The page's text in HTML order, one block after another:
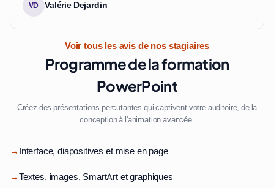
VD Valérie Dejardin
Voir tous les avis de nos stagiaires
Programme de la formation
PowerPoint
Créez des présentations percutantes qui captivent votre auditoire, de la
conception à l'animation avancée.
→ Interface, diapositives et mise en page
→Textes, images, SmartArt et graphiques